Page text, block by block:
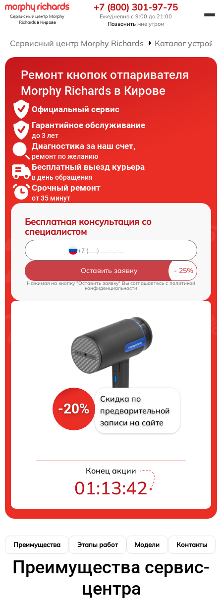
Сервисный центр Morphy
Richardsв Кирове
+7 (800) 301-97-75
Ежедневно с 9:00 до 21:00
Позвонить мне утром
Сервисный центр Morphy Richards Каталог
Ремонт кнопок отпаривателя
Morphy Richards в Кирове
Официальный сервис
Гарантийное обслуживание
до 3 лет
Диагностика за наш счет,
ремонт по желанию
Бесплатный выезд курьера
в день обращения
Срочный ремонт
от 35 минут
Бесплатная консультация со
специалистом
Оставить заявку
Нажимая на кнопку "Оставить заявку" Вы соглашаетесь cполитикой
конфиденциальности
-20%
Скидка по
предварительной
записи на сайте
Конец акции
01:13:42
Преимущества Этапы работ Модели Контакты
Преимущества сервис-
центра